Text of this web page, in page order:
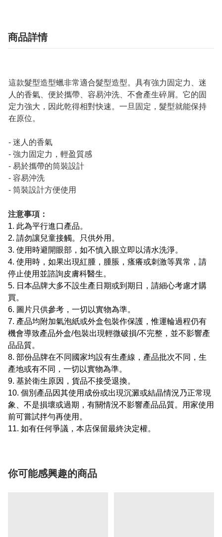
商品詳情
這款髮型造型蠟非常適合髮型造型。具有強力固定力、迷
人的香氣、便於攜帶、容易沖洗、不會產生碎屑。它的固
定力強大，因此乾得相對快速。一旦固定，髮型就能保持
在原位。
- 迷人的香氣
- 強力固定力，輕盈質感
- 易於攜帶的筒裝設計
- 容易沖洗
- 筒裝設計方便使用
注意事項：
1. 此為平行進口產品。
2. 請勿讓兒童接觸。只供外用。
3. 使用時避開眼部，如不慎入眼立即以清水洗淨。
4. 使用時，如果出現紅腫，腫脹，瘙癢或刺激等異常，請
停止使用並諮詢皮膚科醫生。
5. 日本品牌大多不設生產日期或到期日，請細心考慮才購
買。
6. 圖片只供參考，一切以實物為準。
7. 產品均附加氣泡紙或外盒包裝作保護，惟運輪過程仍有
機會導致產品外盒/包裝出現輕微破損/不完整，並不影響產
品品質。
8. 部份品牌在不同國家均設有生產線，產品批次不同，生
產地或有不同，一切以實物為準。
9. 基於衛生原因，貨品不接受退換。
10. 個別產品因其使用成份或出現沉澱或結晶情況乃正常現
象、不是損壞或過期，有關情況不影響產品品質。用家使用
前可嘗試拌勻再使用。
11. 如有任何爭議，本店保留最終決定權。
你可能感興趣的商品